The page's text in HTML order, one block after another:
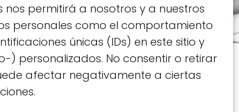
permitirá a nosotros y a nuestros
personales como el comportamiento
únicas (IDs) en este sitio y
) personalizados. No consentir o retirar
afectar negativamente a ciertas